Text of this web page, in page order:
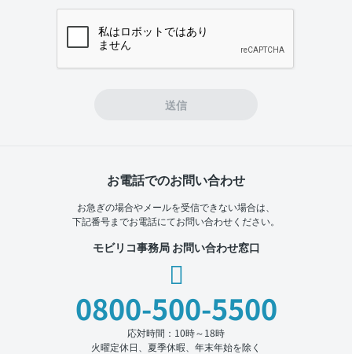
送信
お電話でのお問い合わせ
お急ぎの場合やメールを受信できない場合は、
下記番号までお電話にてお問い合わせください。
モビリコ事務局 お問い合わせ窓口
0800-500-5500
応対時間：10時～18時
火曜定休日、夏季休暇、年末年始を除く